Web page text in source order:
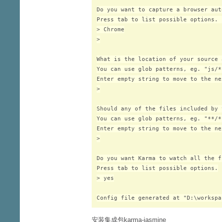
Do you want to capture a browser
Press tab to list possible options.
> Chrome
>
What is the location of your
You can use glob patterns, eg.
Enter empty string to move to the
>
Should any of the files included by
You can use glob patterns, eg. "**/
Enter empty string to move to the
>
Do you want Karma to watch all
Press tab to list possible options.
> yes
安装集成包karma-jasmine